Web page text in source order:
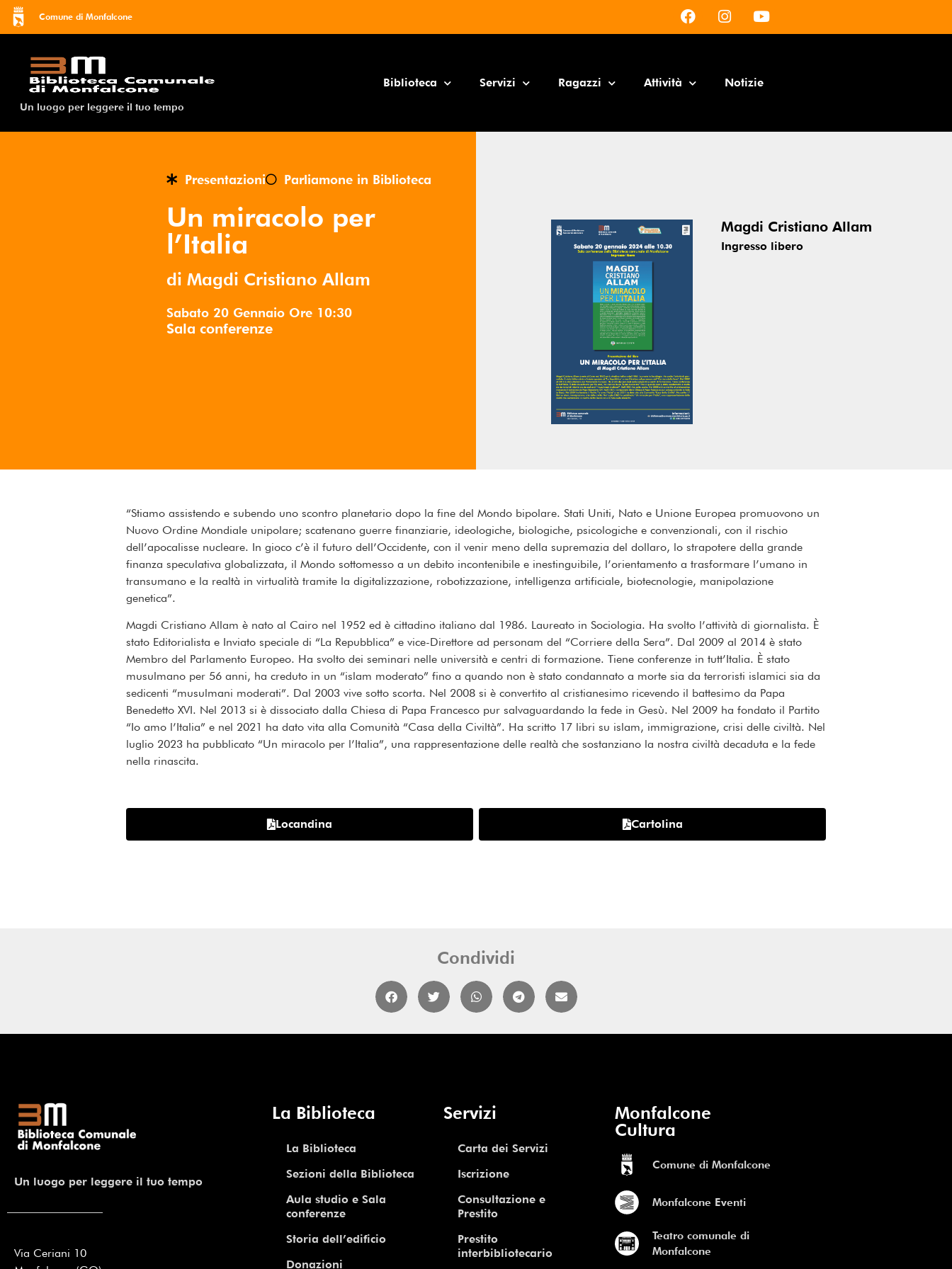
Comune di Monfalcone
Un luogo per leggere il tuo tempo
Biblioteca Servizi Ragazzi Attività Notizie
Presentazioni Parliamone in Biblioteca
Un miracolo per
l’Italia
di Magdi Cristiano Allam
Sabato 20 Gennaio Ore 10:30
Sala conferenze
Magdi Cristiano Allam
Ingresso libero
“Stiamo assistendo e subendo uno scontro planetario dopo la fine del Mondo bipolare. Stati Uniti, Nato e Unione Europea promuovono un
Nuovo Ordine Mondiale unipolare; scatenano guerre finanziarie, ideologiche, biologiche, psicologiche e convenzionali, con il rischio
dell’apocalisse nucleare. In gioco c’è il futuro dell’Occidente, con il venir meno della supremazia del dollaro, lo strapotere della grande
finanza speculativa globalizzata, il Mondo sottomesso a un debito incontenibile e inestinguibile, l’orientamento a trasformare l’umano in
transumano e la realtà in virtualità tramite la digitalizzazione, robotizzazione, intelligenza artificiale, biotecnologie, manipolazione
genetica”.
Magdi Cristiano Allam è nato al Cairo nel 1952 ed è cittadino italiano dal 1986. Laureato in Sociologia. Ha svolto l’attività di giornalista. È
stato Editorialista e Inviato speciale di “La Repubblica” e vice-Direttore ad personam del “Corriere della Sera”. Dal 2009 al 2014 è stato
Membro del Parlamento Europeo. Ha svolto dei seminari nelle università e centri di formazione. Tiene conferenze in tutt’Italia. È stato
musulmano per 56 anni, ha creduto in un “islam moderato” fino a quando non è stato condannato a morte sia da terroristi islamici sia da
sedicenti “musulmani moderati”. Dal 2003 vive sotto scorta. Nel 2008 si è convertito al cristianesimo ricevendo il battesimo da Papa
Benedetto XVI. Nel 2013 si è dissociato dalla Chiesa di Papa Francesco pur salvaguardando la fede in Gesù. Nel 2009 ha fondato il Partito
“Io amo l’Italia” e nel 2021 ha dato vita alla Comunità “Casa della Civiltà”. Ha scritto 17 libri su islam, immigrazione, crisi delle civiltà. Nel
luglio 2023 ha pubblicato “Un miracolo per l’Italia”, una rappresentazione delle realtà che sostanziano la nostra civiltà decaduta e la fede
nella rinascita.
Locandina Cartolina
Condividi
Un luogo per leggere il tuo tempo
Via Ceriani 10
La Biblioteca
La Biblioteca
Sezioni della Biblioteca
Aula studio e Sala
conferenze
Storia dell’edificio
Donazioni
Servizi
Carta dei Servizi
Iscrizione
Consultazione e
Prestito
Prestito
interbibliotecario
Monfalcone
Cultura
Comune di Monfalcone
Monfalcone Eventi
Teatro comunale di
Monfalcone